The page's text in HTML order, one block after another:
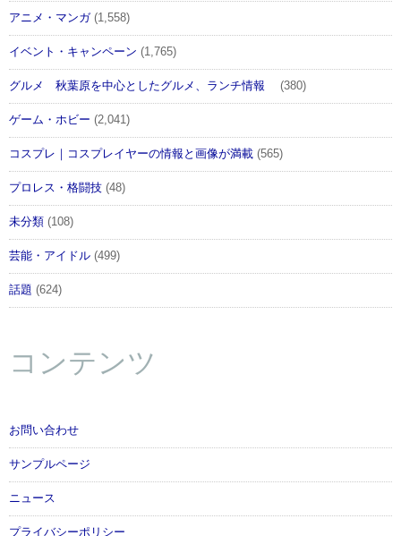
アニメ・マンガ(1,558)
イベント・キャンペーン (1,765)
グルメ 秋葉原を中心としたグルメ、ランチ情報 (380)
ゲーム・ホビー (2,041)
コスプレ｜コスプレイヤーの情報と画像が満載 (565)
プロレス・格闘技 (48)
未分類 (108)
芸能・アイドル (499)
話題 (624)
コンテンツ
お問い合わせ
サンプルページ
ニュース
プライバシーポリシー